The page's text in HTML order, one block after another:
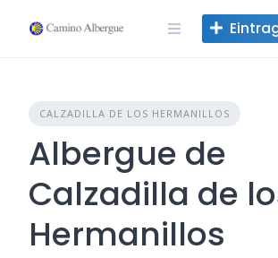
Inhalt
CALZADILLA DE LOS HERMANILLOS
Albergue de
Calzadilla de
Hermanillos